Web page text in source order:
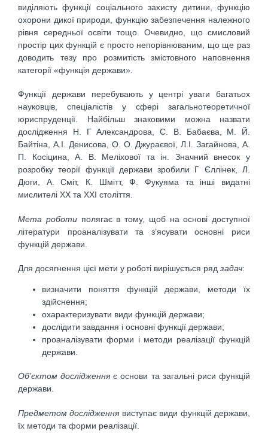
виділяють функції соціального захисту дитини, функцію
охорони дикої природи, функцію забезпечення належного
рівня середньої освіти тощо. Очевидно, що смисловий
простір цих функцій є просто непорівнюваним, що ще раз
доводить тезу про розмитість змістовного наповнення
категорії «функція держави».
Функції держави перебувають у центрі уваги багатьох
науковців, спеціалістів у сфері загальнотеоретичної
юриспруденції. Найбільш знаковими можна назвати
дослідження Н. Г Александрова, С. В. Бабаєва, М. Й.
Байтіна, А.І. Денисова, О. О. Джураєвої, Л.І. Загайнова, А.
П. Косіцина, А. В. Меліхової та ін. Значний внесок у
розробку теорії функції держави зробили Г Єллінек, Л.
Дюги, А. Сміт, К. Шмітт, Ф. Фукуяма та інші видатні
мислителі ХХ та XXI століття.
Мета роботиполягає в тому, щоб на основі доступної
літератури проаналізувати та з’ясувати основні риси
функцій держави.
Для досягнення цієї мети у роботі вирішується ряд задач:
визначити поняття функцій держави, методи їх
здійснення;
охарактеризувати види функцій держави;
дослідити завдання і основні функції держави;
проаналізувати форми і методи реалізації функцій
держави.
Об’єктом дослідження є основи та загальні риси функцій
держави.
Предметом дослідження виступає види функцій держави,
їх методи та форми реалізації.